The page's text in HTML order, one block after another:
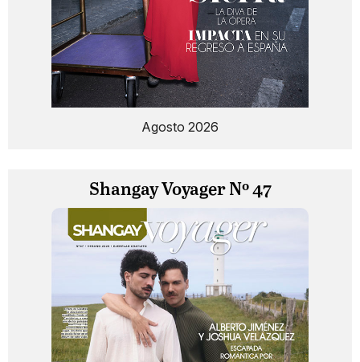
Agosto 2026
Shangay Voyager Nº 47